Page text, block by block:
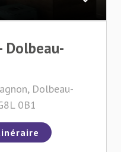
Dolbeau-
Dolbeau-
0B1